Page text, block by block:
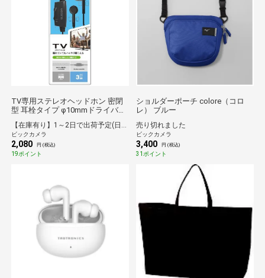
TV専用ステレオヘッドホン 密閉
型 耳栓タイプ φ10mmドライバー
ラー付き ブラック EHP-
TV10C3XBK[EHPTV10C3XBK]
ビックカメラ
2,080 円 (税込)
19ポイント
ショルダーポーチ colore（コロ
レ） ブルー
売り切れました
ビックカメラ
3,400 円 (税込)
31ポイント